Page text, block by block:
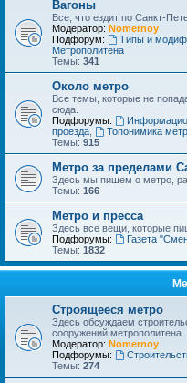
Вагоны
Все, что ездит по Санкт-
Модератор: Nomernoy
Подфорум:
Типы и
Метрополитена
Темы: 341
Около метро
Все темы, которые не
сюда.
Подфорумы:
проезда
Топонимика
Темы: 915
Метро за пределами
Здесь мы пишем о метро,
Темы: 166
Метро и пресса
Здесь все вещи, которые
Подфорумы:
Газета
Темы: 1832
Строящееся метро
Здесь обсуждаем
сооружений метрополитена .
Модератор: Nomernoy
Подфорумы:
Темы: 274